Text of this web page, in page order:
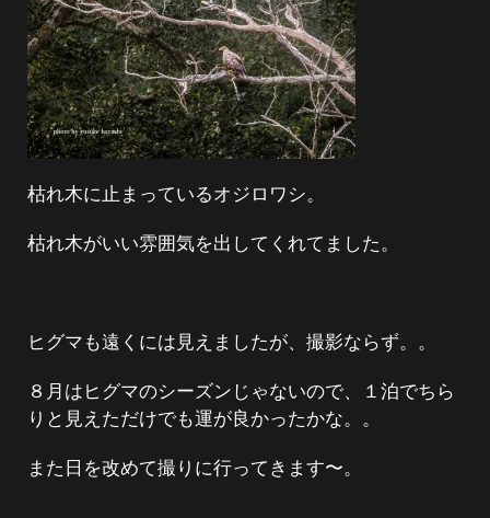
枯れ木に止まっているオジロワシ。
枯れ木がいい雰囲気を出してくれてました。
ヒグマも遠くには見えましたが、撮影ならず。。
８月はヒグマのシーズンじゃないので、１泊でちら
りと見えただけでも運が良かったかな。。
また日を改めて撮りに行ってきます〜。